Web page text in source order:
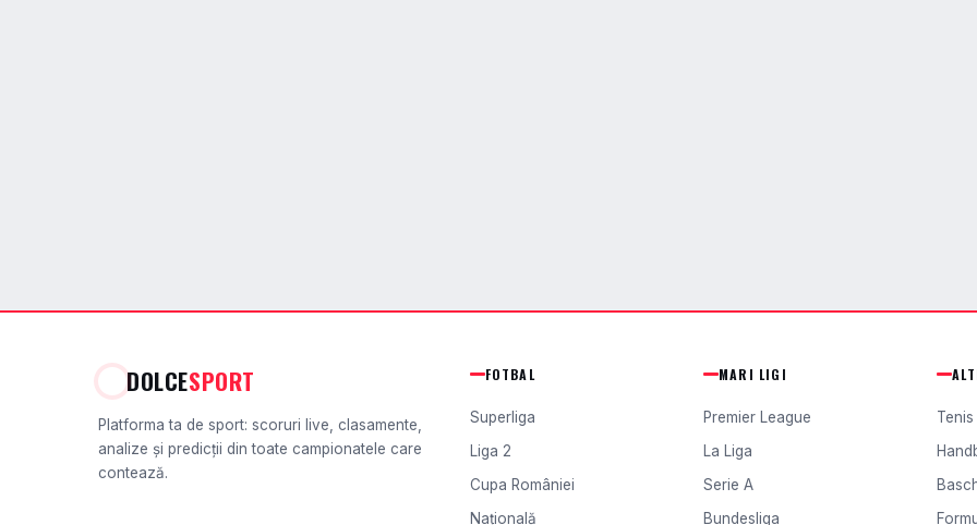
DOLCESPORT
Platforma ta de sport: scoruri live, clasamente,
analize și predicții din toate campionatele care
contează.
FOTBAL
Superliga
Liga 2
Cupa României
Națională
MARI LIGI
Premier League
La Liga
Serie A
Bundesliga
Tenis